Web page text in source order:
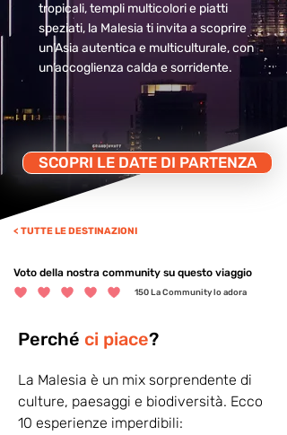
tropicali, templi multicolori e piatti
speziati, la Malesia ti invita a scoprire
un’Asia autentica e multiculturale, con
un’accoglienza calda e sorridente.
SCOPRI LE DATE DI PARTENZA
< TUTTE LE DESTINAZIONI
Voto della nostra community su questo viaggio
150La Community lo adora
la valutazione media è 5 su 5, in base a 150 voti, La Community lo
Perché ci piace?
La Malesia è un mix sorprendente di
culture, paesaggi e biodiversità. Ecco
10 esperienze imperdibili: